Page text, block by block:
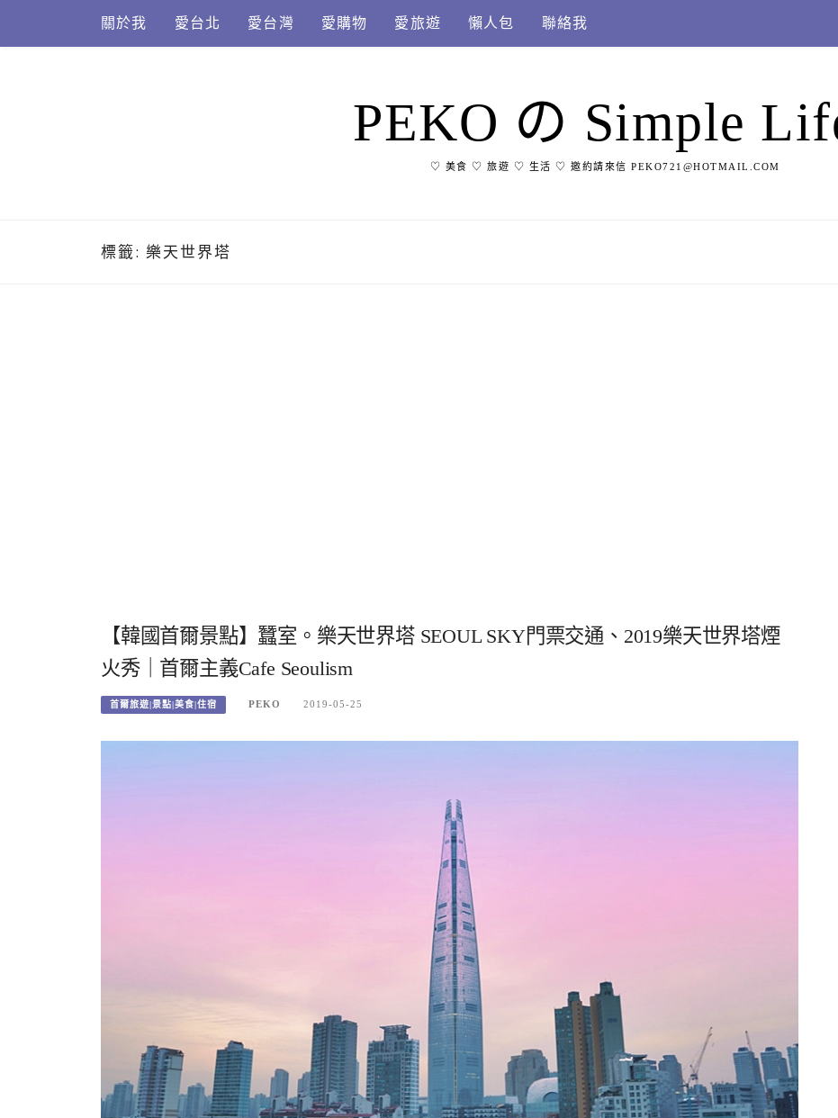
content
關於我 愛台北 愛台灣 愛購物 愛旅遊 懶人包 聯絡我
PEKO の Simple
♡ 美食 ♡ 旅遊 ♡ 生活 ♡ 邀約請來信 PEKO721@HOTMAIL.COM
標籤: 樂天世界塔
【韓國首爾景點】蠶室。樂天世界塔 SEOUL SKY門票交通、2019樂天世界塔煙
火秀｜首爾主義Cafe Seoulism
首爾旅遊|景點|美食|住宿 PEKO 2019-05-25